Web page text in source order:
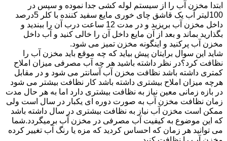
ابتدا مخزن آب را از سیستم لوله کشی جدا نموده و سپس در
100لیتر آب یک قاشق چای خوری مایع سفید کننده با کلر 5درصد
داخل مخزن آب بریزید و در مدت 12 ساعت درب آن را ببندید و
بگذارید بماند و بعد از آن مایع داخل آن را خالی کنید و آب داخل
مخزن آب پرکنید و اینگونه مخزن تمیز می شود.
شاید این سوال برایتان پیش بیاید که چه موقع باید مخزن آب را
نظافت کرد؟در نظر داشته باشید هر چه آب مصرفی میزان املاح
کمتری داشته باشد نظافت مخزن آب آسانتر می شود و در مقابل
هرچه میزان املاح بیشتری داشته باشد کار نظافت بیشتر می شود
در بازه زمانی معین نیاز به نظافت بیشتری دارد اما به هر حال مدت
زمان نظافت مخزن آب به صورت دوره ای یکبار در سال است ولی
ممکن است مخزن آب نیاز به نظافت بیشتری در سال داشته باشد
که این موضوع به کیفیت آب مصرفی در مخزن آب برمیگردد.شما
می توانید هر زمان که احساس کردید که مزه یا رنگ آب تغییر کرده